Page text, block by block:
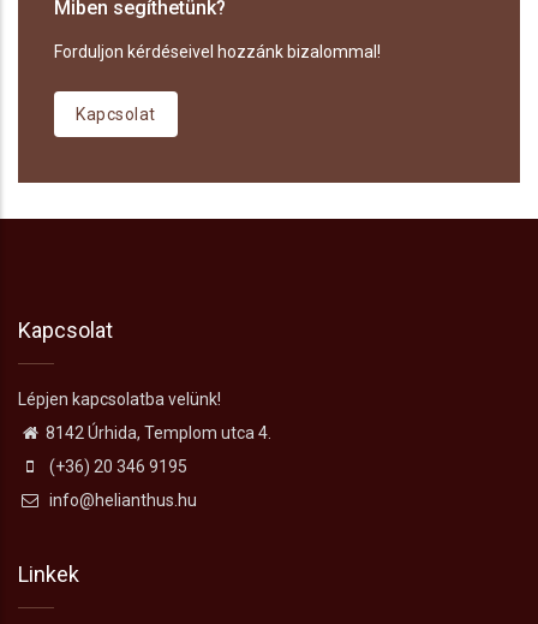
Miben segíthetünk?
Forduljon kérdéseivel hozzánk bizalommal!
Kapcsolat
Kapcsolat
Lépjen kapcsolatba velünk!
8142 Úrhida, Templom utca 4.
(+36) 20 346 9195
info@helianthus.hu
Linkek